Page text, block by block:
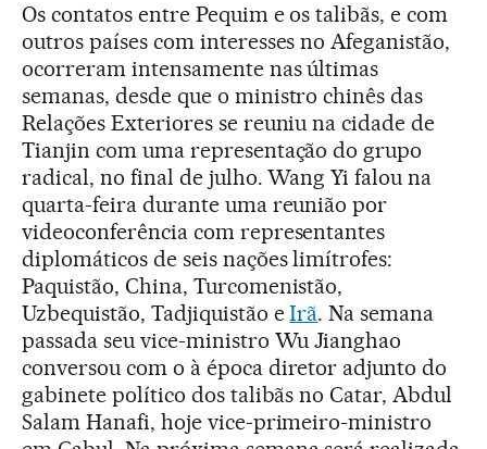
Os contatos entre Pequim e os talibãs, e com
outros países com interesses no Afeganistão,
ocorreram intensamente nas últimas
semanas, desde que o ministro chinês das
Relações Exteriores se reuniu na cidade de
Tianjin com uma representação do grupo
radical, no final de julho. Wang Yi falou na
quarta-feira durante uma reunião por
videoconferência com representantes
diplomáticos de seis nações limítrofes:
Paquistão, China, Turcomenistão,
Uzbequistão, Tadjiquistão eIrã. Na semana
passada seu vice-ministro Wu Jianghao
conversou com o à época diretor adjunto do
gabinete político dos talibãs no Catar, Abdul
Salam Hanafi, hoje vice-primeiro-ministro